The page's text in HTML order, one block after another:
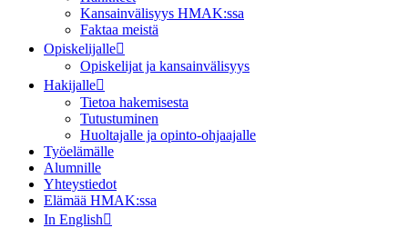
Kansainvälisyys HMAK:ssa
Faktaa meistä
Opiskelijalle
Opiskelijat ja kansainvälisyys
Hakijalle
Tietoa hakemisesta
Tutustuminen
Huoltajalle ja opinto-ohjaajalle
Työelämälle
Alumnille
Yhteystiedot
Elämää HMAK:ssa
In English